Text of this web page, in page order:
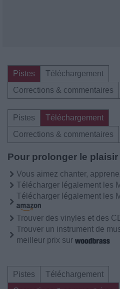
Pistes
Téléchargement
Corrections & commentaires
Pistes
Téléchargement
Corrections & commentaires
Pour prolonger le
Vous aimez chanter,
Télécharger légalement les
Télécharger légalement les
Trouver des vinyles et des
Trouver un instrument de
meilleur prix sur
Pistes
Téléchargement